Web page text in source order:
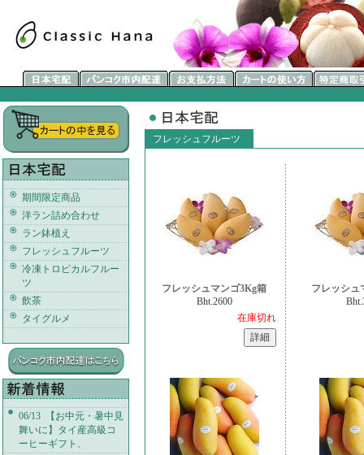
期間限定商品
洋ラン詰め合わせ
ラン鉢植え
フレッシュフルーツ
冷凍トロピカルフルー
ツ
飲茶
タイグルメ
06/13 【お中元・暑中見
舞いに】タイ産高級コ
ーヒーギフト、
フレッシュフルーツ
フレッシュマンゴ3Kg箱
Bht.2600
在庫切れ
フレッシュ